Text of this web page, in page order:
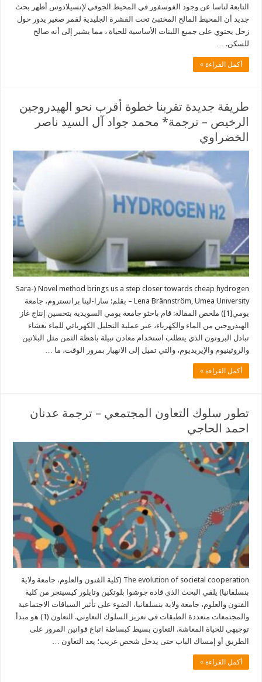
التابعة لناسا عن وجود الفوسفور في المحيط الجوفي لإنسيلادوس أظهر بحث
جديد أن المحيط المالح المختبئ تحت القشرة الجليدية لقمر صغير يدور حول
زحل يحتوي على جميع اللبنات الأساسية للحياة ، مما يشير إلى أنه صالح
للسكن. …
أكمل القراءة »
طريقة جديدة تقربنا خطوة أقرب نحو الهيدروجين
الرخيص – ترجمة* محمد جواد آل السيد ناصر
الخضراوي
Novel method brings us a step closer towards cheap hydrogen (Sara-
Lena Brännström, Umea University – بقلم: سارا-لينا برانستروم، جامعة
يومي[1]) ملخص المقالة: قام باحثو جامعة يومي السويدية بتحسين إنتاج غاز
الهيدروجين من الماء والكهرباء، عبر عملية التحليل الكهربائي للماء بغشاء
تبادل البروتون الذي يتطلب استخدام معادن نبيلة باهظة الثمن مثل البلاتين
والروثينيوم والإيريديوم، والتي تميل إلى الانهيار بمرور الوقت، ما …
أكمل القراءة »
تطور سلوك التعاون المجتمعي – ترجمة عدنان
احمد الحاجي
The evolution of societal cooperation (كلية الفنون والعلوم، جامعة ولاية
بنسلفانيا) يلقي البحث الذي قاده جوشوا بلوتكين وتايلور كيسينجر من كلية
الفنون والعلوم، جامعة ولاية بنسلفانيا، الضوء على تأثير السياقات الاجتماعية
والمجتمعات متعددة الطبقات في تعزيز السلوك التعاوني. التعاون (1) هو مبدأ
توجيهي للحياة المعاشة. التعاون بسيط كبساطة اتباع قوانين المرور على
الطريق أو إمساك الباب حتى يدخل شخص غريب؛ يعد التعاون …
أكمل القراءة »